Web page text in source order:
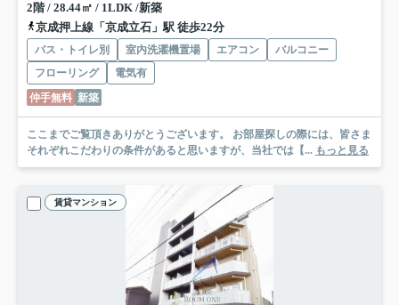
2階 / 28.44㎡ / 1LDK /新築
京成押上線「京成立石」駅 徒歩22分
バス・トイレ別 室内洗濯機置場 エアコン
バルコニー
フローリング
電気有
仲手無料 新築
ここまでご覧頂きありがとうございます。 お部屋探しの際には、皆さま
それぞれこだわりの条件があると思いますが、当社では【... もっと見る
賃貸マンション